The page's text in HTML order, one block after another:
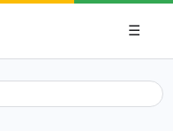
Menu
☰